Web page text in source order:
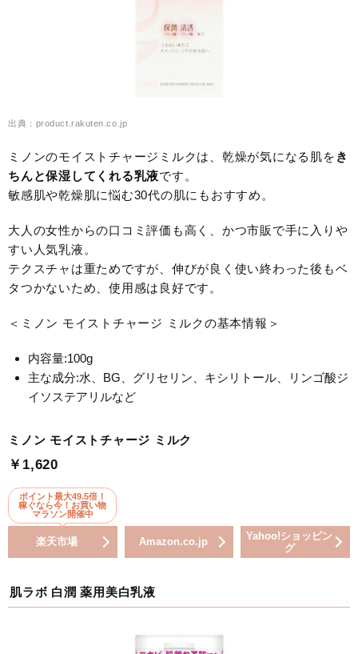
出典：product.rakuten.co.jp
ミノンのモイストチャージミルクは、乾燥が気になる肌を き
ちんと保湿してくれる乳液です。
敏感肌や乾燥肌に悩む30代の肌にもおすすめ。
大人の女性からの口コミ評価も高く、かつ市販で手に入りや
すい人気乳液。
テクスチャは重ためですが、伸びが良く使い終わった後もベ
タつかないため、使用感は良好です。
＜ミノン モイストチャージ ミルクの基本情報＞
内容量:100g
主な成分:水、BG、グリセリン、キシリトール、リンゴ酸ジ
イソステアリルなど
ミノン モイストチャージ ミルク
￥1,620
ポイント最大49.5倍！
稼ぐなら今！お買い物
マラソン開催中
楽天市場 Amazon.co.jp
Yahoo!ショッピン
グ
肌ラボ 白潤 薬用美白乳液